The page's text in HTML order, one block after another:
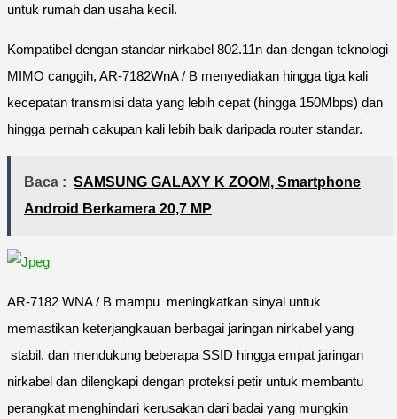
untuk rumah dan usaha kecil.
Kompatibel dengan standar nirkabel 802.11n dan dengan teknologi
MIMO canggih, AR-7182WnA / B menyediakan hingga tiga kali
kecepatan transmisi data yang lebih cepat (hingga 150Mbps) dan
hingga pernah cakupan kali lebih baik daripada router standar.
Baca : SAMSUNG GALAXY K ZOOM, Smartphone
Android Berkamera 20,7 MP
AR-7182 WNA / B mampu meningkatkan sinyal untuk
memastikan keterjangkauan berbagai jaringan nirkabel yang
stabil, dan mendukung beberapa SSID hingga empat jaringan
nirkabel dan dilengkapi dengan proteksi petir untuk membantu
perangkat menghindari kerusakan dari badai yang mungkin